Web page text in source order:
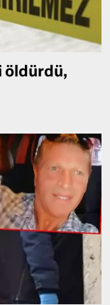
öldürdü,